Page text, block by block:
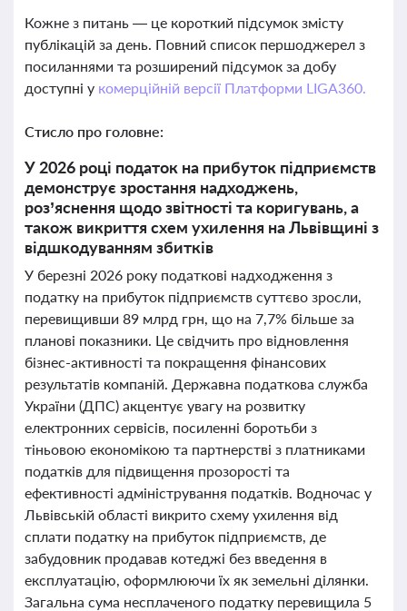
Кожне з питань — це короткий підсумок змісту
публікацій за день. Повний список першоджерел з
посиланнями та розширений підсумок за добу
доступні у комерційній версії Платформи LIGA360.
Стисло про головне:
У 2026 році податок на прибуток підприємств
демонструє зростання надходжень,
роз’яснення щодо звітності та коригувань, а
також викриття схем ухилення на Львівщині з
відшкодуванням збитків
У березні 2026 року податкові надходження з
податку на прибуток підприємств суттєво зросли,
перевищивши 89 млрд грн, що на 7,7% більше за
планові показники. Це свідчить про відновлення
бізнес-активності та покращення фінансових
результатів компаній. Державна податкова служба
України (ДПС) акцентує увагу на розвитку
електронних сервісів, посиленні боротьби з
тіньовою економікою та партнерстві з платниками
податків для підвищення прозорості та
ефективності адміністрування податків. Водночас у
Львівській області викрито схему ухилення від
сплати податку на прибуток підприємств, де
забудовник продавав котеджі без введення в
експлуатацію, оформлюючи їх як земельні ділянки.
Загальна сума несплаченого податку перевищила 5